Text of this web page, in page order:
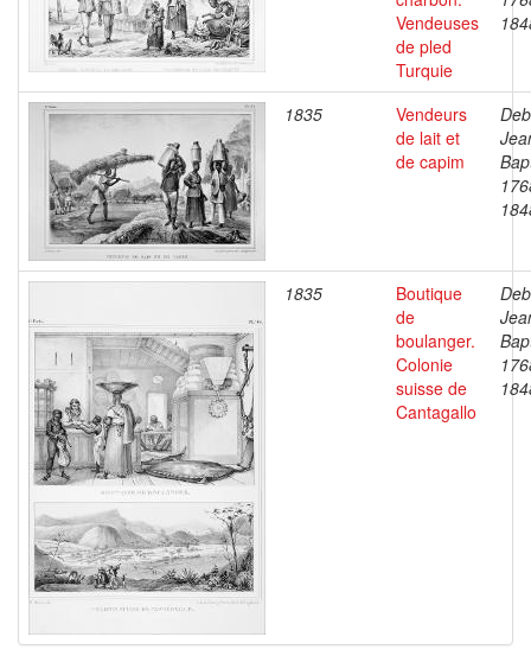
Vendeuses
de pled
Turquie
1835
Vendeurs
de lait et
de capim
1835
Boutique
de
boulanger.
Colonie
suisse de
Cantagallo